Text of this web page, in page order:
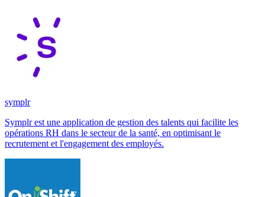
symplr
Symplr est une application de gestion des talents qui facilite les
opérations RH dans le secteur de la santé, en optimisant le
recrutement et l'engagement des employés.